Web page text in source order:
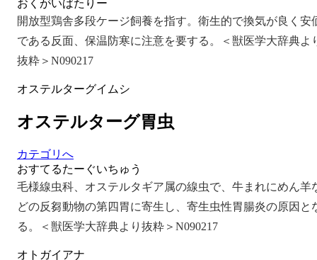
おくがいばたりー
開放型鶏舎多段ケージ飼養を指す。衛生的で換気が良く安
である反面、保温防寒に注意を要する。＜獣医学大辞典よ
抜粋＞N090217
オステルターグイムシ
オステルターグ胃虫
カテゴリへ
おすてるたーぐいちゅう
毛様線虫科、オステルタギア属の線虫で、牛まれにめん羊
どの反芻動物の第四胃に寄生し、寄生虫性胃腸炎の原因と
る。＜獣医学大辞典より抜粋＞N090217
オトガイアナ